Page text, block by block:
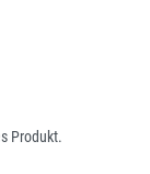
Produkt.